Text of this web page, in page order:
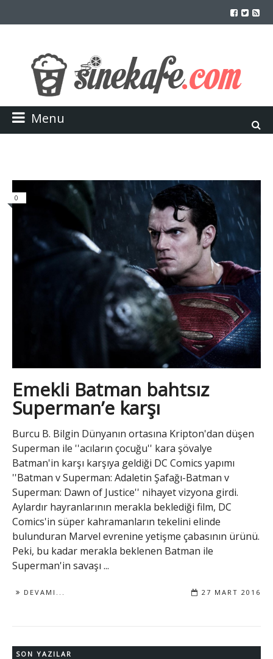
Menu
0
Emekli Batman bahtsız
Superman’e karşı
Burcu B. Bilgin Dünyanın ortasına Kripton'dan düşen
Superman ile ''acıların çocuğu'' kara şövalye
Batman'in karşı karşıya geldiği DC Comics yapımı
''Batman v Superman: Adaletin Şafağı-Batman v
Superman: Dawn of Justice'' nihayet vizyona girdi.
Aylardır hayranlarının merakla beklediği film, DC
Comics'in süper kahramanların tekelini elinde
bulunduran Marvel evrenine yetişme çabasının ürünü.
Peki, bu kadar merakla beklenen Batman ile
Superman'in savaşı ...
DEVAMI... 27 MART 2016
SON YAZILAR